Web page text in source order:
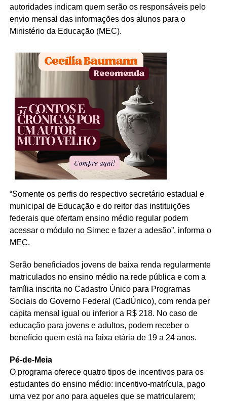
autoridades indicam quem serão os responsáveis pelo
envio mensal das informações dos alunos para o
Ministério da Educação (MEC).
“Somente os perfis do respectivo secretário estadual e
municipal de Educação e do reitor das instituições
federais que ofertam ensino médio regular podem
acessar o módulo no Simec e fazer a adesão”, informa o
MEC.
Serão beneficiados jovens de baixa renda regularmente
matriculados no ensino médio na rede pública e com a
família inscrita no Cadastro Único para Programas
Sociais do Governo Federal (CadÚnico), com renda per
capita mensal igual ou inferior a R$ 218. No caso de
educação para jovens e adultos, podem receber o
benefício quem está na faixa etária de 19 a 24 anos.
Pé-de-Meia
O programa oferece quatro tipos de incentivos para os
estudantes do ensino médio: incentivo-matrícula, pago
uma vez por ano para aqueles que se matricularem;